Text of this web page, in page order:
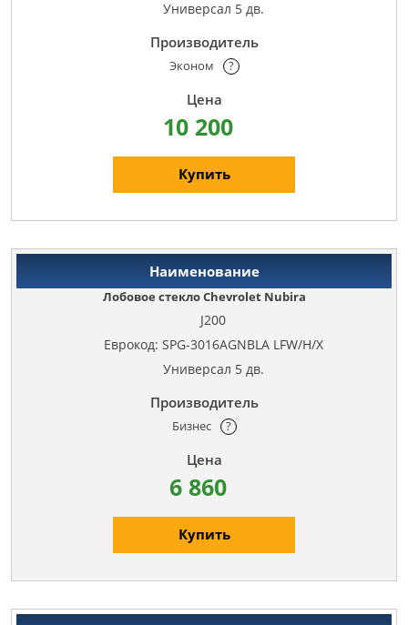
Универсал 5 дв.
Эконом ?
10 200
Купить
Лобовое стекло Chevrolet Nubira
J200
Еврокод: SPG-3016AGNBLA LFW/H/X
Универсал 5 дв.
Бизнес ?
6 860
Купить